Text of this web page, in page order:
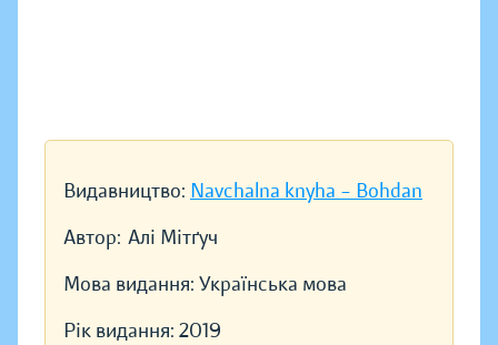
Видавництво: Navchalna knyha – Bohdan
Автор: Алі Мітґуч
Мова видання: Українська мова
Рік видання: 2019